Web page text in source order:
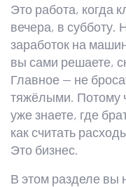
Это работа, когда
вечера, в субботу.
заработок на
вы сами решаете,
Главное — не
тяжёлыми. Потому
уже знаете, где
как считать
Это бизнес.
В этом разделе вы